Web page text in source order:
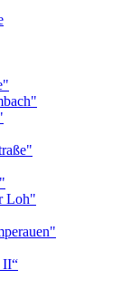
Loh"
II“